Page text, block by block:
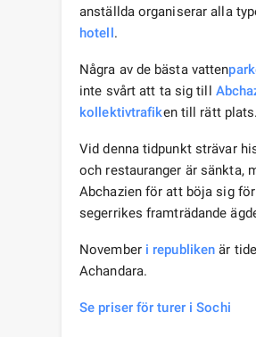
anställda organiserar alla
hotell.
Några av de bästa vatten
inte svårt att ta sig till
kollektivtrafiken till rätt plats.
Vid denna tidpunkt strävar
och restauranger är sänkta,
Abchazien för att böja sig för
segerrikes framträdande
November i republiken är
Achandara.
Se priser för turer i Sochi